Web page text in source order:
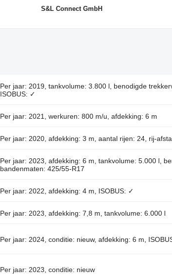
S&L Connect GmbH
Per jaar: 2019, tankvolume: 3.800 l, benodigde
ISOBUS: ✓
Per jaar: 2021, werkuren: 800 m/u, afdekking: 6 m
Per jaar: 2020, afdekking: 3 m, aantal rijen: 24, rij-
Per jaar: 2023, afdekking: 6 m, tankvolume: 5.000 l,
bandenmaten: 425/55-R17
Per jaar: 2022, afdekking: 4 m, ISOBUS: ✓
Per jaar: 2023, afdekking: 7,8 m, tankvolume: 6.000 l
Per jaar: 2024, conditie: nieuw, afdekking: 6 m,
Per jaar: 2023, conditie: nieuw